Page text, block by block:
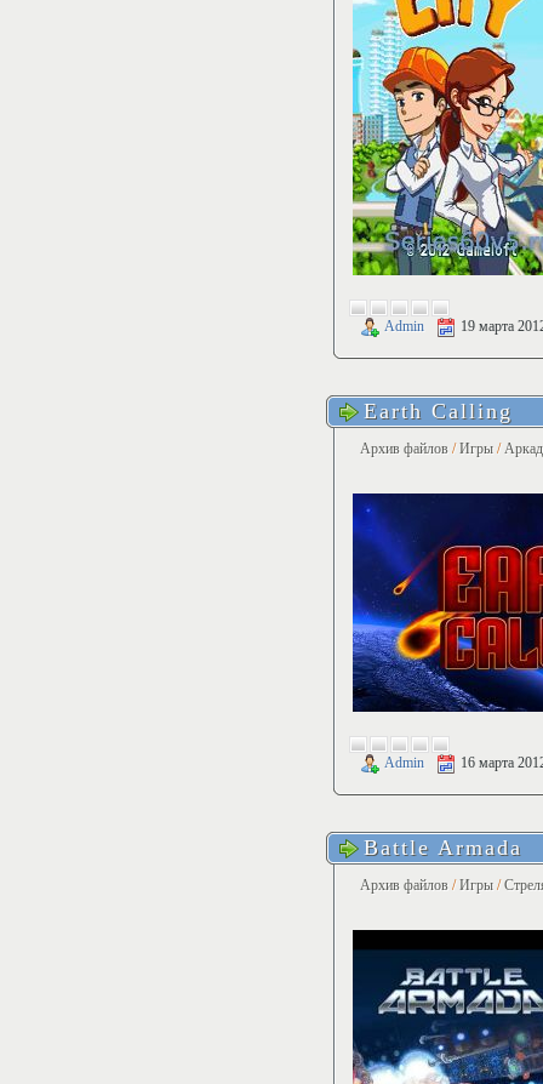
Admin 19 марта
Earth Calling
Архив файлов /Игры /
Admin 16 марта
Battle Armada
Архив файлов /Игры /